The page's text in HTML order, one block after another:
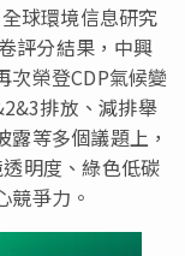
球環境信息研究
評分結果，中興
次榮登CDP氣候變
排放、減排舉
等多個議題上，
明度、綠色低碳
競爭力。